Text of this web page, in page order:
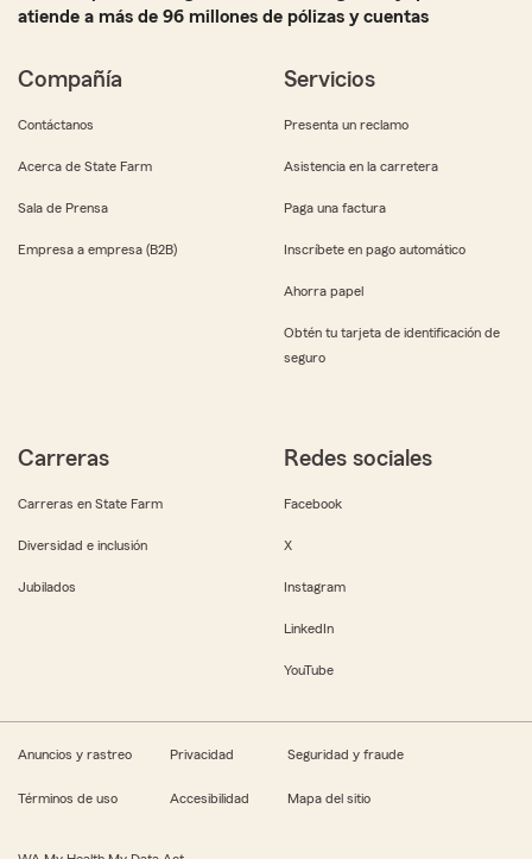
atiende a más de 96 millones de pólizas y cuentas
Compañía
Contáctanos
Acerca de State Farm
Sala de Prensa
Empresa a empresa (B2B)
Servicios
Presenta un reclamo
Asistencia en la carretera
Paga una factura
Inscríbete en pago automático
Ahorra papel
Obtén tu tarjeta de identificación de
seguro
Carreras
Carreras en State Farm
Diversidad e inclusión
Jubilados
Redes sociales
Facebook
X
Instagram
LinkedIn
YouTube
Anuncios y rastreo Privacidad Seguridad y fraude
Términos de uso Accesibilidad Mapa del sitio